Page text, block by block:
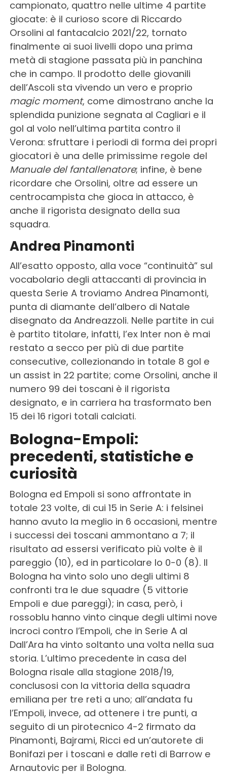
campionato, quattro nelle ultime 4 partite
giocate: è il curioso score di Riccardo
Orsolini al fantacalcio 2021/22, tornato
finalmente ai suoi livelli dopo una prima
metà di stagione passata più in panchina
che in campo. Il prodotto delle giovanili
dell’Ascoli sta vivendo un vero e proprio
magic moment, come dimostrano anche la
splendida punizione segnata al Cagliari e il
gol al volo nell’ultima partita contro il
Verona: sfruttare i periodi di forma dei propri
giocatori è una delle primissime regole del
Manuale del fantallenatore; infine, è bene
ricordare che Orsolini, oltre ad essere un
centrocampista che gioca in attacco, è
anche il rigorista designato della sua
squadra.
Andrea Pinamonti
All’esatto opposto, alla voce “continuità” sul
vocabolario degli attaccanti di provincia in
questa Serie A troviamo Andrea Pinamonti,
punta di diamante dell’albero di Natale
disegnato da Andreazzoli. Nelle partite in cui
è partito titolare, infatti, l’ex Inter non è mai
restato a secco per più di due partite
consecutive, collezionando in totale 8 gol e
un assist in 22 partite; come Orsolini, anche il
numero 99 dei toscani è il rigorista
designato, e in carriera ha trasformato ben
15 dei 16 rigori totali calciati.
Bologna-Empoli:
precedenti, statistiche e
curiosità
Bologna ed Empoli si sono affrontate in
totale 23 volte, di cui 15 in Serie A: i felsinei
hanno avuto la meglio in 6 occasioni, mentre
i successi dei toscani ammontano a 7; il
risultato ad essersi verificato più volte è il
pareggio (10), ed in particolare lo 0-0 (8). Il
Bologna ha vinto solo uno degli ultimi 8
confronti tra le due squadre (5 vittorie
Empoli e due pareggi); in casa, però, i
rossoblu hanno vinto cinque degli ultimi nove
incroci contro l’Empoli, che in Serie A al
Dall’Ara ha vinto soltanto una volta nella sua
storia. L’ultimo precedente in casa del
Bologna risale alla stagione 2018/19,
conclusosi con la vittoria della squadra
emiliana per tre reti a uno; all’andata fu
l’Empoli, invece, ad ottenere i tre punti, a
seguito di un pirotecnico 4-2 firmato da
Pinamonti, Bajrami, Ricci ed un’autorete di
Bonifazi per i toscani e dalle reti di Barrow e
Arnautovic per il Bologna.